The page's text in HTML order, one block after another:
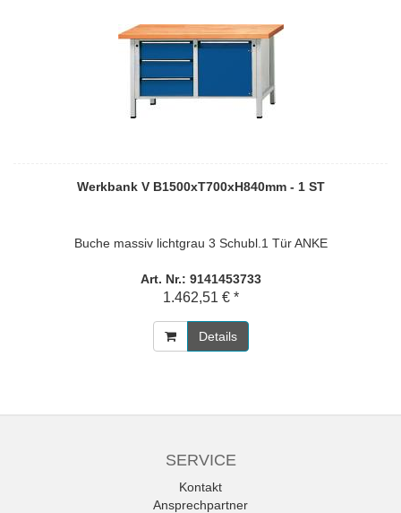
Werkbank V B1500xT700xH840mm - 1 ST
Buche massiv lichtgrau 3 Schubl.1 Tür ANKE
Art. Nr.: 9141453733
1.462,51 € *
Details
SERVICE
Kontakt
Ansprechpartner